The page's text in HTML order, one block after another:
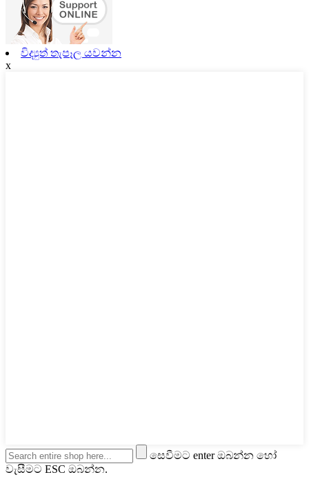
විද්‍යුත් තැපෑල යවන්න
x
සෙවීමට enter ඔබන්න හෝ
වැසීමට ESC ඔබන්න.